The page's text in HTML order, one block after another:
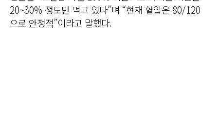
20~30% 정도만 먹고 있다”며 “현재 혈압은 80/120
으로 안정적”이라고 말했다.